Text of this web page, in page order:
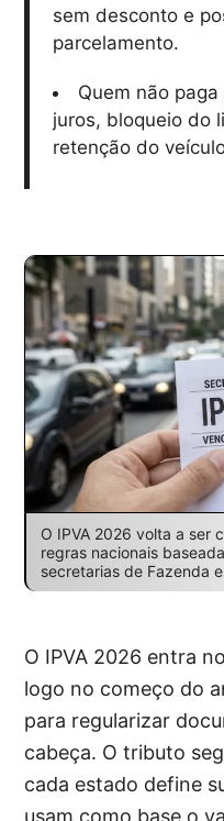
sem desconto e
parcelamento.
Quem não
juros, bloqueio do
retenção do
O IPVA 2026 volta a ser
regras nacionais
secretarias de Fazenda
O IPVA 2026 entra
logo no começo do
para regularizar
cabeça. O tributo
cada estado define